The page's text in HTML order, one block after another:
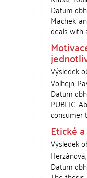
Datum
Machek
deals with
Výsledek
Volhejn,
Datum
PUBLIC
consumer
Etické
Výsledek
Datum